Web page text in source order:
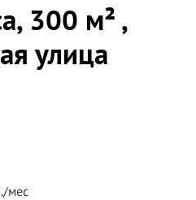
300 м² ,
улица
мес